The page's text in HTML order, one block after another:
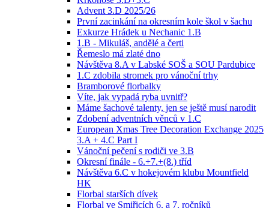
Advent 3.D 2025/26
První zacinkání na okresním kole škol v šachu
Exkurze Hrádek u Nechanic 1.B
1.B - Mikuláš, andělé a čerti
Řemeslo má zlaté dno
Návštěva 8.A v Labské SOŠ a SOU Pardubice
1.C zdobila stromek pro vánoční trhy
Bramborové florbalky
Víte, jak vypadá ryba uvnitř?
Máme šachové talenty, jen se ještě musí narodit
Zdobení adventních věnců v 1.C
European Xmas Tree Decoration Exchange 2025
3.A + 4.C Part I
Vánoční pečení s rodiči ve 3.B
Okresní finále - 6.+7.+(8.) tříd
Návštěva 6.C v hokejovém klubu Mountfield
HK
Florbal starších dívek
Florbal ve Smiřicích 6. a 7. ročníků